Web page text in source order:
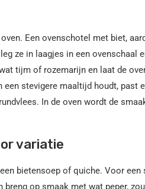
Een ovenschotel met biet,
ze in laagjes in een ovenschaal
tijm of rozemarijn en laat de
stevigere maaltijd houdt, past
In de oven wordt de
variatie
bietensoep of quiche. Voor
breng op smaak met wat peper,